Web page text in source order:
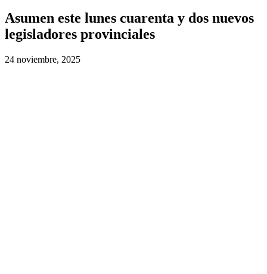
Asumen este lunes cuarenta y dos nuevos
legisladores provinciales
24 noviembre, 2025